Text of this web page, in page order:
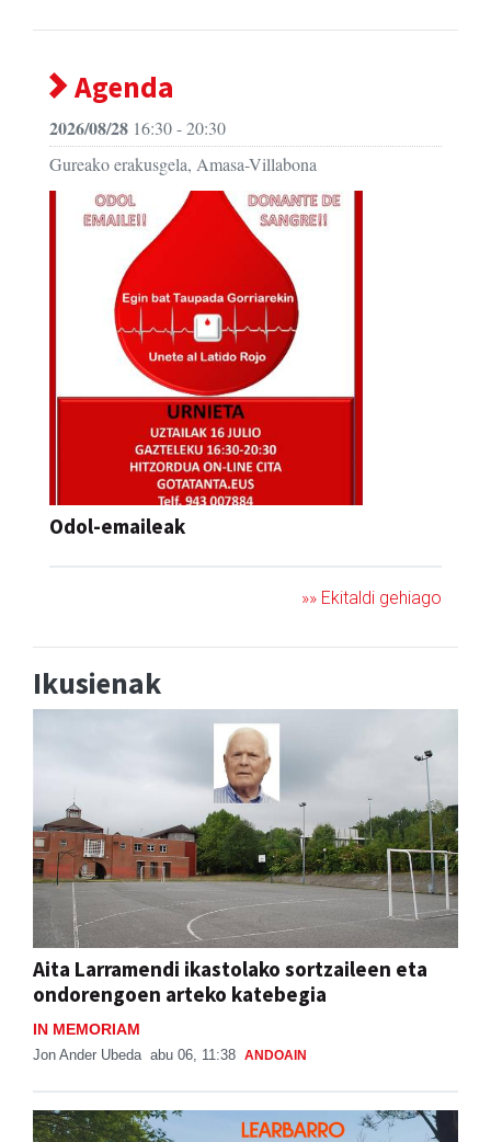
Agenda
2026/08/28 16:30 - 20:30
Gureako erakusgela, Amasa-Villabona
Odol-emaileak
»» Ekitaldi gehiago
Ikusienak
Aita Larramendi ikastolako sortzaileen eta
ondorengoen arteko katebegia
IN MEMORIAM
Jon Ander Ubeda abu 06, 11:38 ANDOAIN